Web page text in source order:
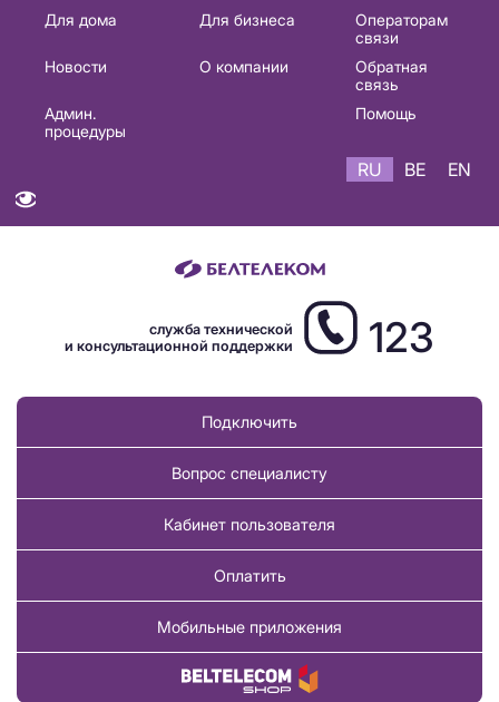
Основная
навигация
Для дома Для бизнеса
Операторам
связи
Новости
О компании
Обратная
связь
Админ.
процедуры
Помощь
RU BE EN
служба технической
и консультационной поддержки
123
Подключить
Вопрос специалисту
Кабинет пользователя
Оплатить
Мобильные приложения
Купить товар